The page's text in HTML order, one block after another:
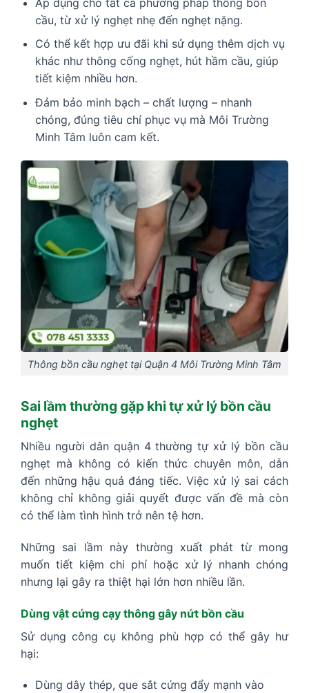
cầu, từ xử lý nghẹt nhẹ đến nghẹt nặng.
Có thể kết hợp ưu đãi khi sử dụng thêm dịch vụ
khác như thông cống nghẹt, hút hầm cầu, giúp
tiết kiệm nhiều hơn.
Đảm bảo minh bạch – chất lượng – nhanh
chóng, đúng tiêu chí phục vụ mà Môi Trường
Minh Tâm luôn cam kết.
Thông bồn cầu nghẹt tại Quận 4 Môi Trường Minh Tâm
Sai lầm thường gặp khi tự xử lý bồn cầu
nghẹt
Nhiều người dân quận 4 thường tự xử lý bồn cầu
nghẹt mà không có kiến thức chuyên môn, dẫn
đến những hậu quả đáng tiếc. Việc xử lý sai cách
không chỉ không giải quyết được vấn đề mà còn
có thể làm tình hình trở nên tệ hơn.
Những sai lầm này thường xuất phát từ mong
muốn tiết kiệm chi phí hoặc xử lý nhanh chóng
nhưng lại gây ra thiệt hại lớn hơn nhiều lần.
Dùng vật cứng cạy thông gây nứt bồn cầu
Sử dụng công cụ không phù hợp có thể gây hư
hại:
Dùng dây thép, que sắt cứng đẩy mạnh vào